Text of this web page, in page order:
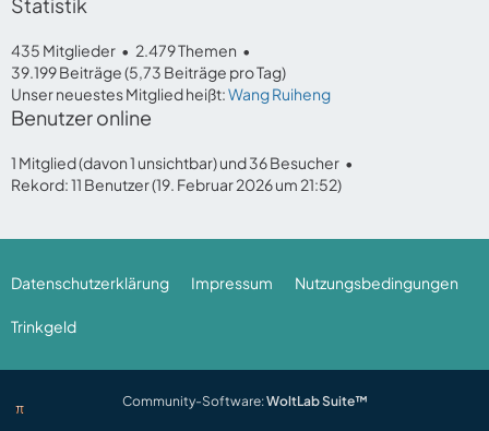
435 Mitglieder
2.479 Themen
39.199 Beiträge (5,73 Beiträge pro Tag)
Unser neuestes Mitglied heißt:Wang Ruiheng
Benutzer online
1 Mitglied (davon 1 unsichtbar) und 36 Besucher
Rekord: 11 Benutzer (19. Februar 2026 um 21:52)
Datenschutzerklärung Impressum Nutzungsbedingungen
Trinkgeld
Community-Software:WoltLab Suite™
π